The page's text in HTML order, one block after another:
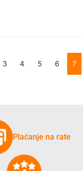
3 4 5 6 7
Plaćanje na rate